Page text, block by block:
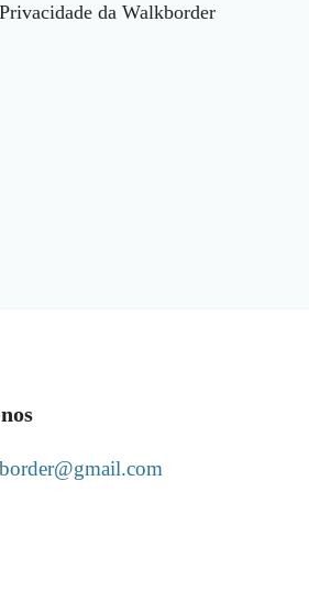
da Walkborder